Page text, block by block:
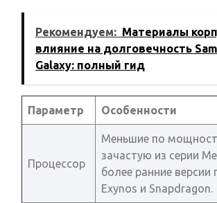
Рекомендуем: Материалы
влияние на долговечность
Galaxy: полный гид
Параметр Особенности
Процессор
Меньшие по
зачастую из серии
более ранние версии
Exynos и Snapdragon.